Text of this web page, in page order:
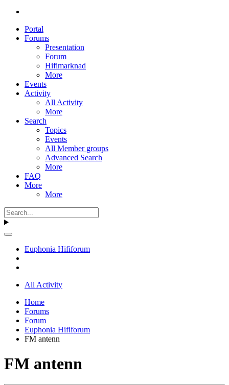
Portal
Forums
Presentation
Forum
Hifimarknad
More
Events
Activity
All Activity
More
Search
Topics
Events
All Member groups
Advanced Search
More
FAQ
More
More
Euphonia Hififorum
All Activity
Home
Forums
Forum
Euphonia Hififorum
FM antenn
FM antenn